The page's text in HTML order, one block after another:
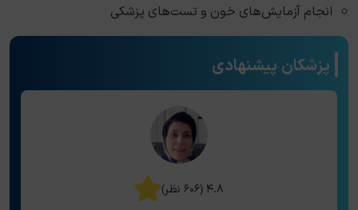
انجام آزمایش‌های خون و تست‌های پزشکی
پزشکان پیشنهادی
۴.۸ (۶۰۶ نظر)